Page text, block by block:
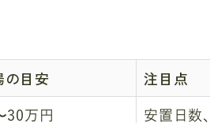
の目安 注目点
30万円 安置日数